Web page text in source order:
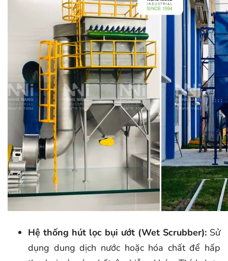
Hệ thống hút lọc bụi ướt (Wet Scrubber): Sử
dụng dung dịch nước hoặc hóa chất để hấp